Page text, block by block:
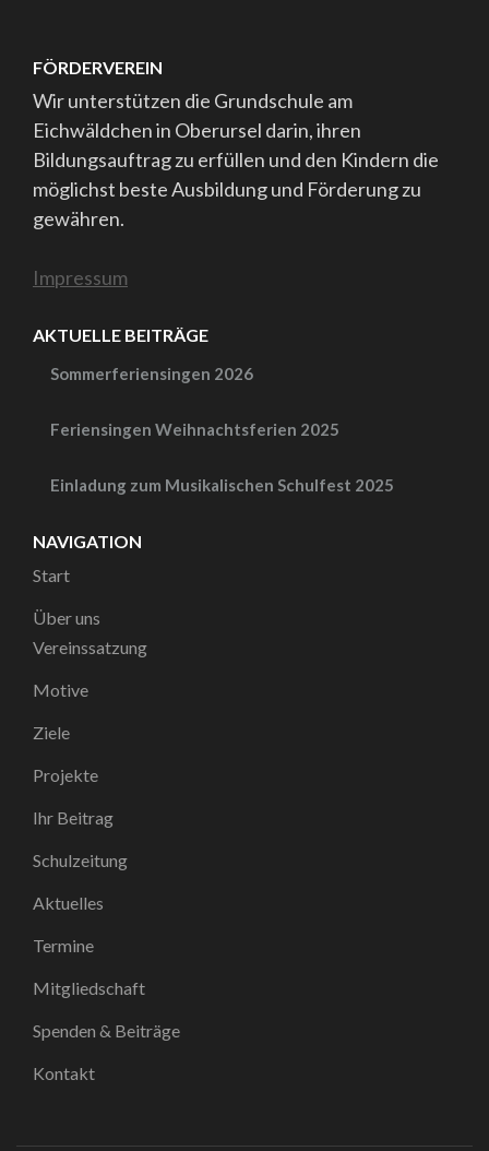
FÖRDERVEREIN
Wir unterstützen die Grundschule am
Eichwäldchen in Oberursel darin, ihren
Bildungsauftrag zu erfüllen und den Kindern die
möglichst beste Ausbildung und Förderung zu
gewähren.
Impressum
AKTUELLE BEITRÄGE
Sommerferiensingen 2026
Feriensingen Weihnachtsferien 2025
Einladung zum Musikalischen Schulfest 2025
NAVIGATION
Start
Über uns
Vereinssatzung
Motive
Ziele
Projekte
Ihr Beitrag
Schulzeitung
Aktuelles
Termine
Mitgliedschaft
Spenden & Beiträge
Kontakt